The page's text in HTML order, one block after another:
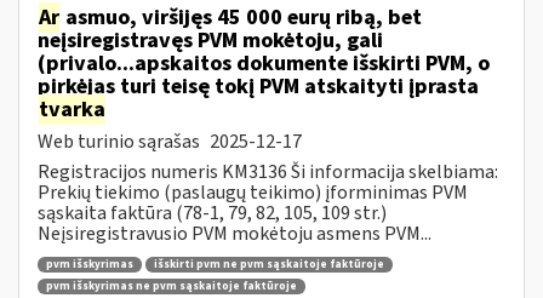
Ar asmuo, viršijęs 45 000 eurų ribą, bet
neįsiregistravęs PVM mokėtoju, gali
(privalo...apskaitos dokumente išskirti PVM, o
pirkėjas turi teisę tokį PVM atskaityti įprasta
tvarka
Web turinio sąrašas 2025-12-17
Registracijos numeris KM3136 Ši informacija skelbiama:
Prekių tiekimo (paslaugų teikimo) įforminimas PVM
sąskaita faktūra (78-1, 79, 82, 105, 109 str.)
Neįsiregistravusio PVM mokėtoju asmens PVM...
pvm išskyrimas
išskirti pvm ne pvm sąskaitoje faktūroje
pvm išskyrimas ne pvm sąskaitoje faktūroje